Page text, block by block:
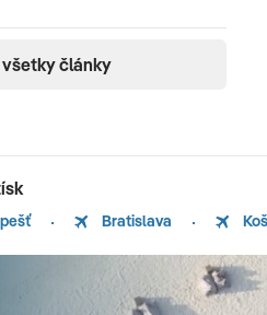
články
Bratislava